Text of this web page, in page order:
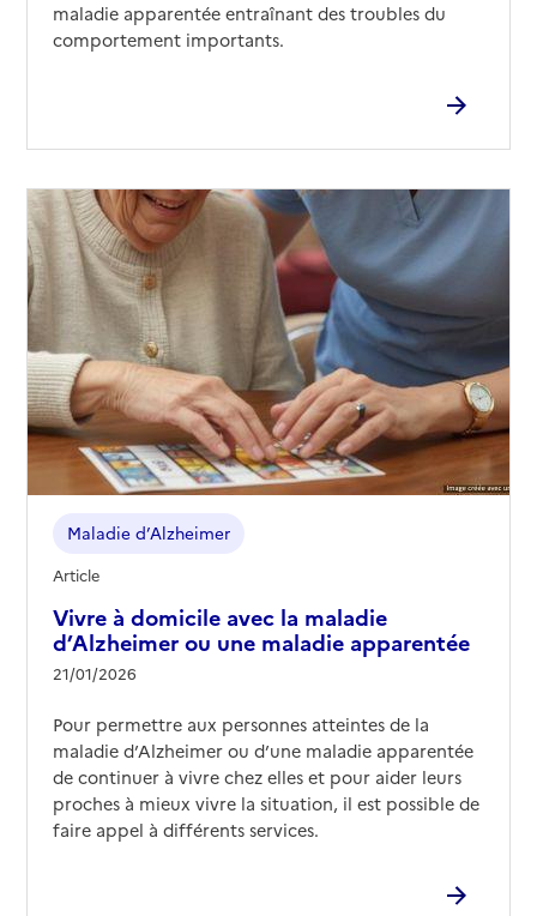
maladie apparentée entraînant des troubles du
comportement importants.
Vivre à domicile avec la maladie
d’Alzheimer ou une maladie apparentée
21/01/2026
Maladie d’Alzheimer
Article
Pour permettre aux personnes atteintes de la
maladie d’Alzheimer ou d’une maladie apparentée
de continuer à vivre chez elles et pour aider leurs
proches à mieux vivre la situation, il est possible de
faire appel à différents services.